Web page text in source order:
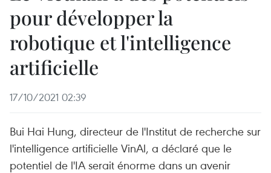
pour développer la
robotique et l'intelligence
artificielle
17/10/2021 02:39
Bui Hai Hung, directeur de l'Institut de recherche sur
l'intelligence artificielle VinAl, a déclaré que le
potentiel de l'IA serait énorme dans un avenir